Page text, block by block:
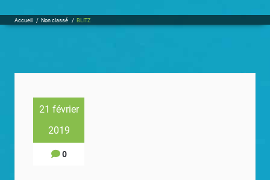
Accueil / Non classé / BLITZ
21 février
2019
0